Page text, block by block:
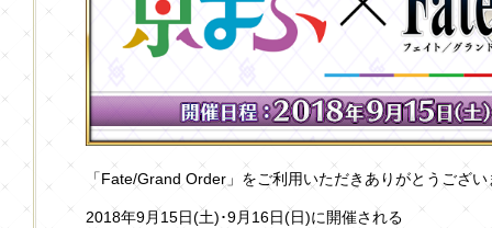
「Fate/Grand Order」をご利用いただきありがとうござい
2018年9月15日(土)･9月16日(日)に開催される